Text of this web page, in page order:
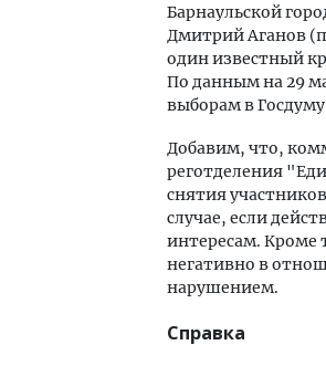
Барнаульской
Дмитрий Аганов
один известный
По данным на 29
выборам в
Добавим, что,
реготделения
снятия
случае, если
интересам. Кроме
негативно в
нарушением.
Справка